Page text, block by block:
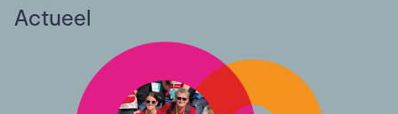
Actueel